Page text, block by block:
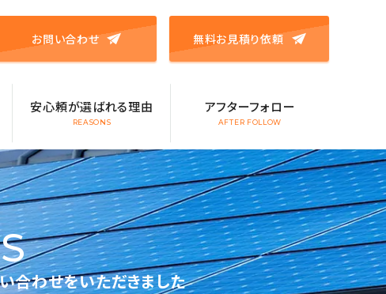
お問い合わせ 無料お見積り依頼
安心頼が選ばれる理由
REASONS
アフターフォロー
AFTER FOLLOW
合わせをいただきました